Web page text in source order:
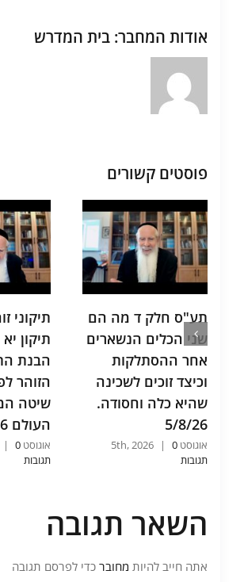
אודות המחבר: בית המדרש
פוסטים קשורים
תע"ס חלק ד מה הם
שני הכלים הנשארים
אחר ההסתלקות
וכיצד זוכים לשכינה
שהיא כלה וחסודה.
5/8/26
אוגוסט 5th, 2026 |
0
תגובות
תיקוני
תיקון
הבנת
הזוהר
שיטה
העולם 5/8/26
אוגוסט 5th, 2026 |
0
תגובות
השאר תגובה
אתה חייב להיות מחובר כדי לפרסם תגובה